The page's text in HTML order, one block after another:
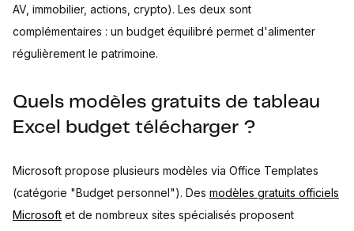
AV, immobilier, actions, crypto). Les deux sont
complémentaires : un budget équilibré permet d'alimenter
régulièrement le patrimoine.
Quels modèles gratuits de tableau
Excel budget télécharger ?
Microsoft propose plusieurs modèles via Office Templates
(catégorie "Budget personnel"). Des modèles gratuits officiels
Microsoft et de nombreux sites spécialisés proposent